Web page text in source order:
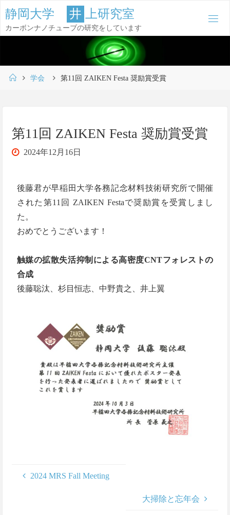
コ
ン
テ
ツ
静岡大学 井 上研究室
カーボンナノチューブの研究をしています
ホ
学会 第11回 ZAIKEN Festa 奨励賞受賞
第11回 ZAIKEN Festa 奨励賞受賞
2024年12月16日
後藤君が早稲田大学各務記念材料技術研究所で開催
された第11回 ZAIKEN Festaで奨励賞を受賞しまし
た。
おめでとうございます！
触媒の拡散失活抑制による高密度CNTフォレストの
合成
後藤聡汰、杉目恒志、中野貴之、井上翼
2024 MRS Fall Meeting
大掃除と忘年会